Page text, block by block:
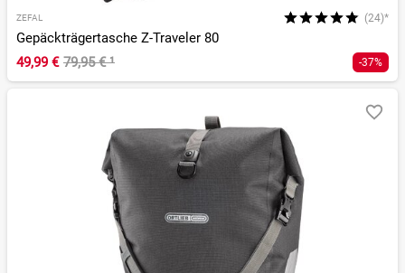
ZEFAL (24)*
Gepäckträgertasche Z-Traveler 80
49,99 € 79,95 €¹ -37%